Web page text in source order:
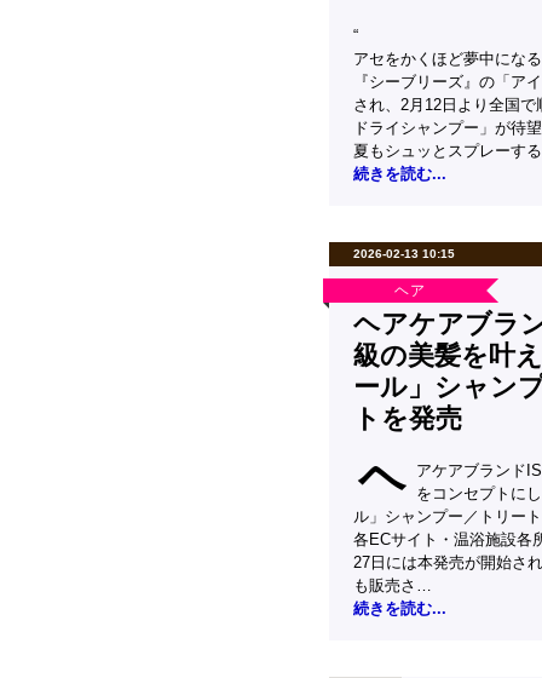
“
アセをかくほど夢中にな
『シーブリーズ』の「ア
され、2月12日より全国
ドライシャンプー」が待
夏もシュッとスプレーす
続きを読む...
2026-02-13 10:15
ヘア
ヘアケアブラ
級の美髪を叶
ール」シャン
トを発売
ヘ
アケアブランド
をコンセプトに
ル」シャンプー／トリー
各ECサイト・温浴施設各
27日には本発売が開始さ
も販売さ…
続きを読む...